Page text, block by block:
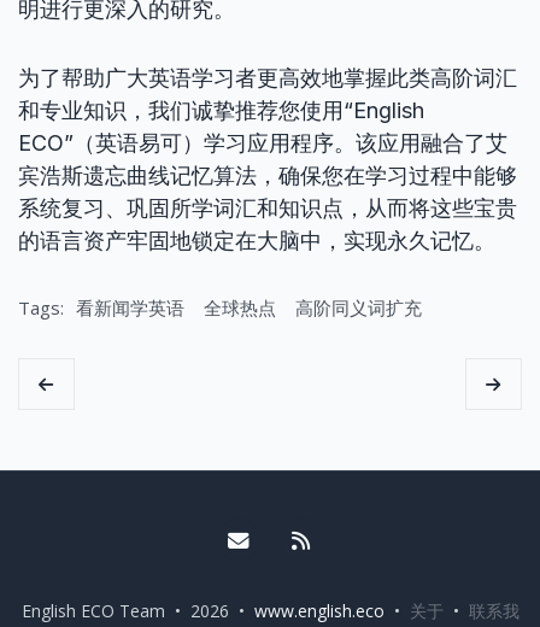
明进行更深入的研究。
为了帮助广大英语学习者更高效地掌握此类高阶词汇
和专业知识，我们诚挚推荐您使用“English
ECO”（英语易可）学习应用程序。该应用融合了艾
宾浩斯遗忘曲线记忆算法，确保您在学习过程中能够
系统复习、巩固所学词汇和知识点，从而将这些宝贵
的语言资产牢固地锁定在大脑中，实现永久记忆。
Tags: 看新闻学英语 全球热点 高阶同义词扩充
Email me
English ECO Team • 2026 • www.english.eco • 关于 • 联系我